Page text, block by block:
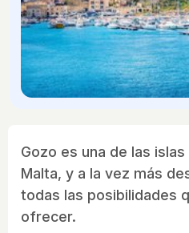
Gozo es una de las
Malta, y a la vez más
todas las posibilidades
ofrecer.